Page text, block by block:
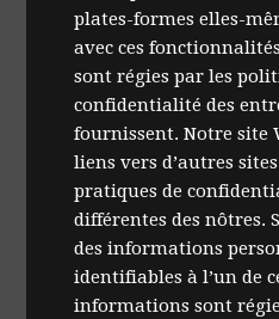
plates-formes elles-
avec ces
sont régies par les
confidentialité des
fournissent. Notre site
liens vers d’autres
pratiques de
différentes des nôtres.
des informations
identifiables à l’un de
informations sont